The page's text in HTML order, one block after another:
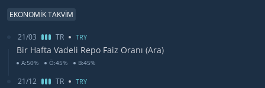
EKONOMİK TAKVİM
21/03 TR TRY
Bir Hafta Vadeli Repo Faiz Oranı (Ara)
A:50% Ö:45% B:45%
21/12 TR TRY